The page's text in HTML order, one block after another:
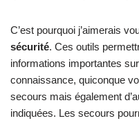
C’est pourquoi j’aimerais
sécurité. Ces outils
informations importantes
connaissance, quiconque
secours mais également
indiquées. Les secours